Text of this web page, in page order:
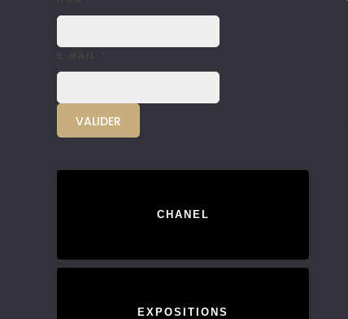
CHANEL
EXPOSITIONS